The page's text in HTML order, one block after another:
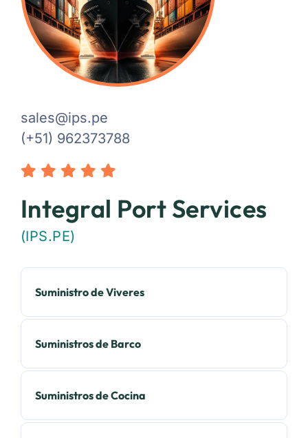
sales@ips.pe
(+51) 962373788
Integral Port Services
(IPS.PE)
Suministro de Viveres
Suministros de Barco
Suministros de Cocina